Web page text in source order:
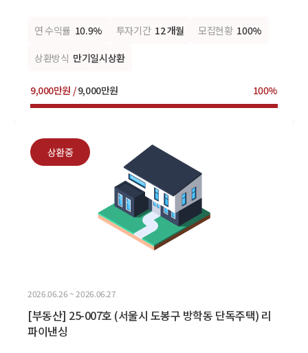
연 수익률 10.9% 투자기간 12 개월 모집현황 100%
상환방식 만기일시상환
9,000만원 /9,000만원 100%
상환중
2026.06.26 ~ 2026.06.27
[부동산] 25-007호 (서울시 도봉구 방학동 단독주택) 리
파이낸싱